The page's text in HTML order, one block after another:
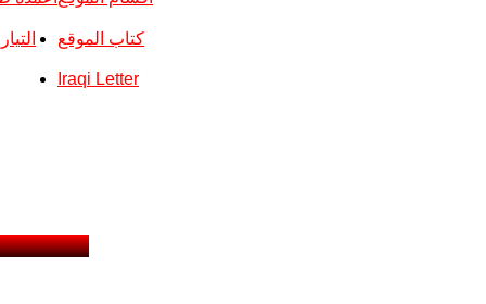
كتاب الموقع
Iraqi Letter